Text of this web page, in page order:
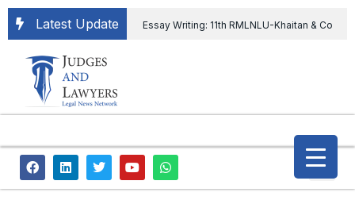
Latest Update Essay Writing: 11th RMLNLU-Khaitan & Co
extending ED Chief tenure are illegal” Supreme
Court permits ED Chief to continue till 31st July